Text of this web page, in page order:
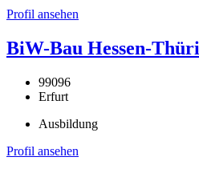
Profil ansehen
BiW-Bau Hessen-
99096
Erfurt
Ausbildung
Profil ansehen